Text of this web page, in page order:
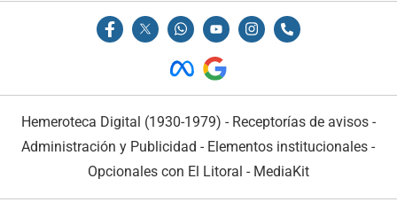
Hemeroteca Digital (1930-1979) - Receptorías de avisos -
Administración y Publicidad - Elementos institucionales -
Opcionales con El Litoral - MediaKit